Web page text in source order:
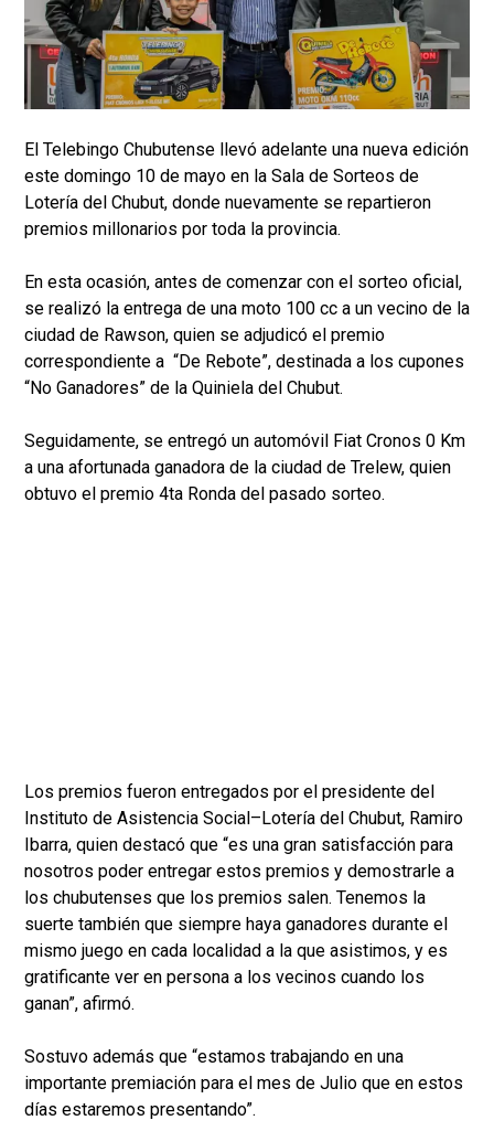
El Telebingo Chubutense llevó adelante una nueva edición
este domingo 10 de mayo en la Sala de Sorteos de
Lotería del Chubut, donde nuevamente se repartieron
premios millonarios por toda la provincia.
En esta ocasión, antes de comenzar con el sorteo oficial,
se realizó la entrega de una moto 100 cc a un vecino de la
ciudad de Rawson, quien se adjudicó el premio
correspondiente a “De Rebote”, destinada a los cupones
“No Ganadores” de la Quiniela del Chubut.
Seguidamente, se entregó un automóvil Fiat Cronos 0 Km
a una afortunada ganadora de la ciudad de Trelew, quien
obtuvo el premio 4ta Ronda del pasado sorteo.
Los premios fueron entregados por el presidente del
Instituto de Asistencia Social–Lotería del Chubut, Ramiro
Ibarra, quien destacó que “es una gran satisfacción para
nosotros poder entregar estos premios y demostrarle a
los chubutenses que los premios salen. Tenemos la
suerte también que siempre haya ganadores durante el
mismo juego en cada localidad a la que asistimos, y es
gratificante ver en persona a los vecinos cuando los
ganan”, afirmó.
Sostuvo además que “estamos trabajando en una
importante premiación para el mes de Julio que en estos
días estaremos presentando”.